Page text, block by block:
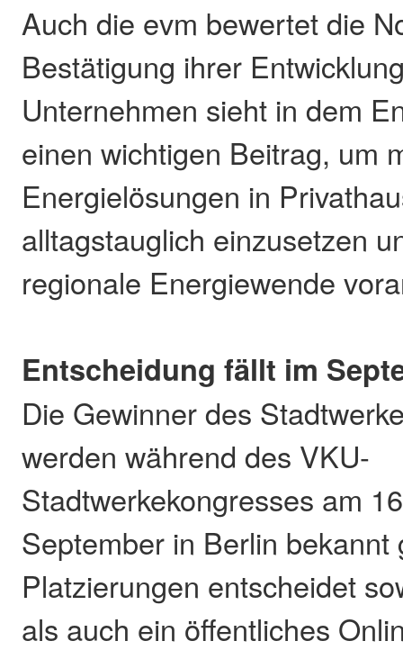
Auch die evm bewertet die
Bestätigung ihrer
Unternehmen sieht in dem
einen wichtigen Beitrag, um
Energielösungen in
alltagstauglich einzusetzen
regionale Energiewende
Entscheidung fällt im
Die Gewinner des
werden während des VKU-
Stadtwerkekongresses am
September in Berlin
Platzierungen entscheidet
als auch ein öffentliches